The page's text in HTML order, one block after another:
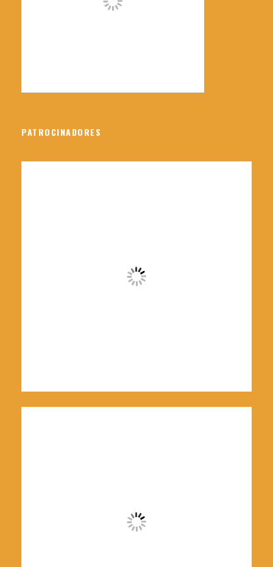
PATROCINADORES